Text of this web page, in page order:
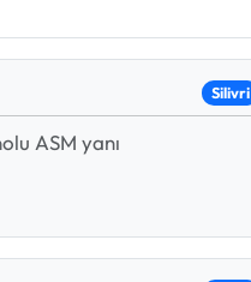
Silivri
ASM yanı